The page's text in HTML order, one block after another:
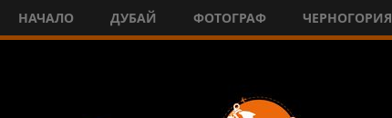
НАЧАЛО ДУБАЙ ФОТОГРАФ ЧЕРНОГОРИЯ